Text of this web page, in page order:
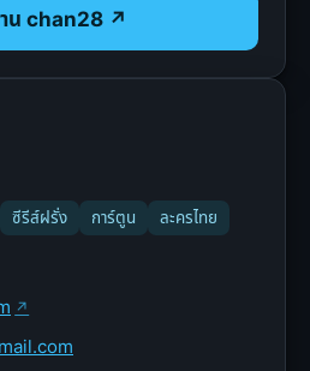
ซีรีส์ฝรั่ง การ์ตูน
ละครไทย
าน chan28 ↗